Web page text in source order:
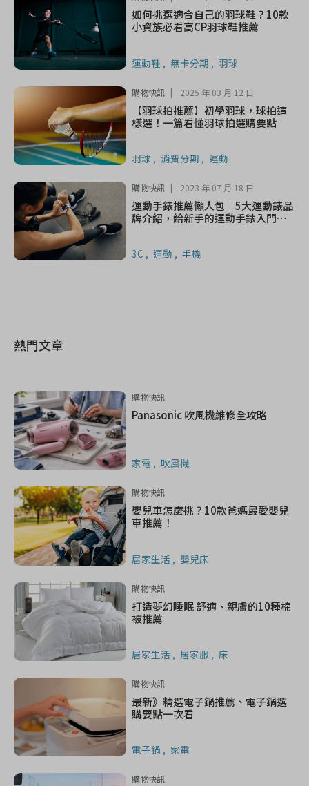
如何挑選適合自己的羽球鞋？10款
小資族必看高CP羽球鞋推薦
運動鞋 無卡分期 羽球
購物快訊 2025 年 03 月 12 日
【羽球拍推薦】初學羽球，球拍這
樣選！一篇看懂羽球拍選購要點
羽球 消費分期 運動
購物快訊 2023 年 07 月 18 日
運動手錶推薦懶人包｜5大運動錶品
牌介紹，給新手的運動手錶入門指
3C 運動 手機
熱門文章
購物快訊
Panasonic 吹風機維修全攻略
家電 吹風機
購物快訊
嬰兒車怎麼挑？10款爸媽最愛嬰兒
車推薦！
居家生活 嬰兒床
購物快訊
打造夢幻睡眠 舒適、親膚的10種棉
被推薦
居家生活 居家服 床
購物快訊
最新》精選電子鍋推薦、電子鍋選
購要點一次看
電子鍋 家電
購物快訊